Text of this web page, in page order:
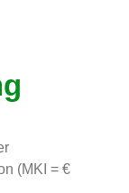
(MKI = €